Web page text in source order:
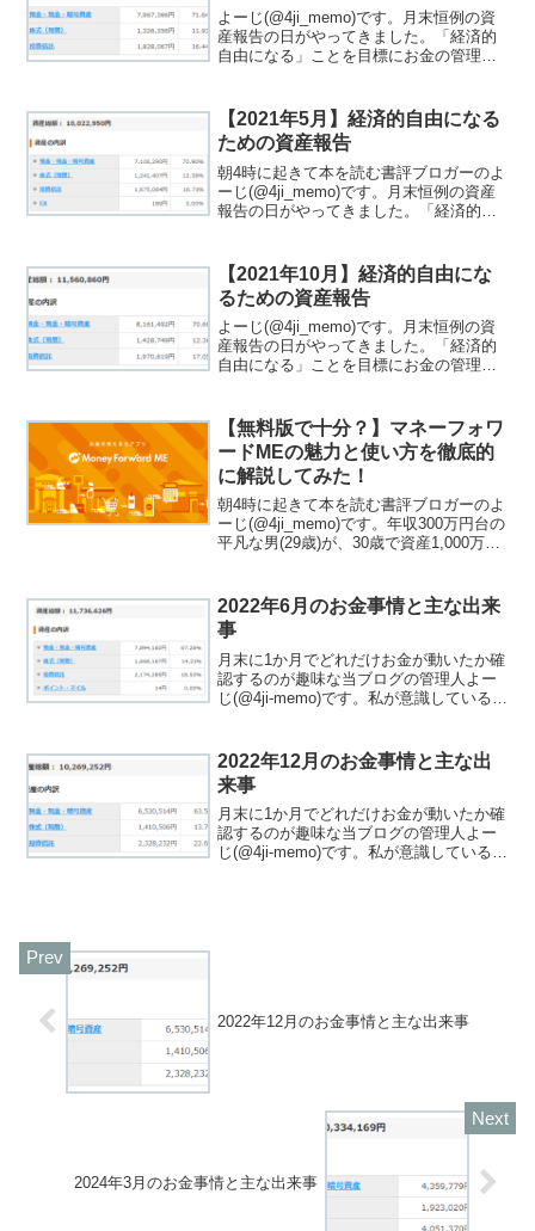
よーじ(@4ji_memo)です。月末恒例の資
産報告の日がやってきました。「経済的
自由になる」ことを目標にお金の管理を
ださい。私が考える経済的自由は「圧倒
的に稼ぎ生活を豊か...
【2021年5月】経済的自由になる
ための資産報告
朝4時に起きて本を読む書評ブロガーのよ
ーじ(@4ji_memo)です。月末恒例の資産
報告の日がやってきました。「経済的自
と思った方は、関連記事をご覧くださ
い。この記事で...
【2021年10月】経済的自由にな
るための資産報告
よーじ(@4ji_memo)です。月末恒例の資
産報告の日がやってきました。「経済的
自由になる」ことを目標にお金の管理を
ださい。私が考える経済的自由は「圧倒
的に稼ぎ生活を豊か...
【無料版で十分？】マネーフォワ
ードMEの魅力と使い方を徹底的
に解説してみた！
朝4時に起きて本を読む書評ブロガーのよ
ーじ(@4ji_memo)です。年収300万円台の
平凡な男(29歳)が、30歳で資産1,000万円
前に見えてきました！興...
2022年6月のお金事情と主な出来
事
月末に1か月でどれだけお金が動いたか確
認するのが趣味な当ブログの管理人よー
じ(@4ji-memo)です。私が意識しているこ
を観察して自分にとって必要だったか振
り返るよう...
2022年12月のお金事情と主な出
来事
月末に1か月でどれだけお金が動いたか確
認するのが趣味な当ブログの管理人よー
じ(@4ji-memo)です。私が意識しているこ
2022年12月のお金事情と主な出来事
2024年3月のお金事情と主な出来事